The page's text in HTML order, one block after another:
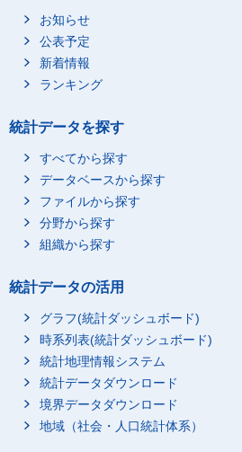
お知らせ
公表予定
新着情報
ランキング
統計データを探す
すべてから探す
データベースから探す
ファイルから探す
分野から探す
組織から探す
統計データの活用
グラフ(統計ダッシュボード)
時系列表(統計ダッシュボード)
統計地理情報システム
統計データダウンロード
境界データダウンロード
地域（社会・人口統計体系）